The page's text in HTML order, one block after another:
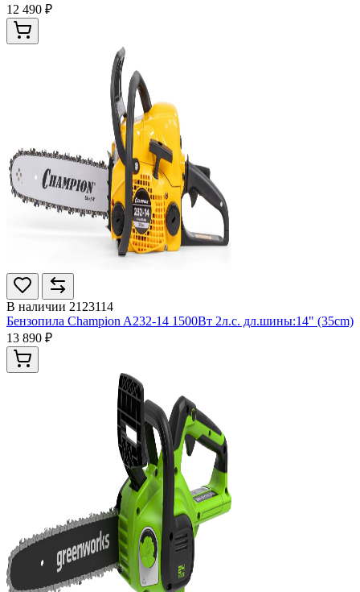
12 490 ₽
В наличии 2123114
Бензопила Champion A232-14 1500Вт 2л.с. дл.шины:14" (35cm)
13 890 ₽